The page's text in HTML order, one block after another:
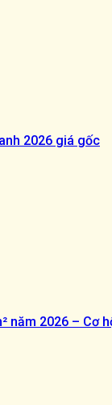
2026 giá gốc
năm 2026 – Cơ